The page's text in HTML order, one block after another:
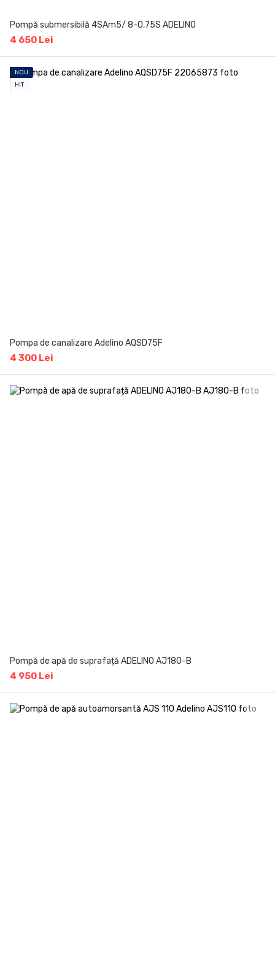
Pompă submersibilă 4SAm5/ 8-0,75S ADELINO
4 650 Lei
NOU
HIT
Pompa de canalizare Adelino AQSD75F
4 300 Lei
Pompă de apă de suprafață ADELINO AJ180-B
4 950 Lei